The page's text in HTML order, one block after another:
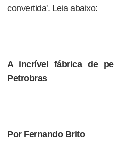
convertida'. Leia abaixo:
A incrível fábrica de
Petrobras
Por Fernando Brito